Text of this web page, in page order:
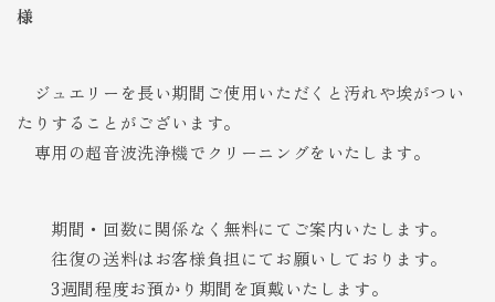
様
ジュエリーを長い期間ご使用いただくと汚れや埃がつい
たりすることがございます。
専用の超音波洗浄機でクリーニングをいたします。
期間・回数に関係なく無料にてご案内いたします。
往復の送料はお客様負担にてお願いしております。
3週間程度お預かり期間を頂戴いたします。